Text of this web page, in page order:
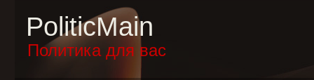
PoliticMain
Политика для вас